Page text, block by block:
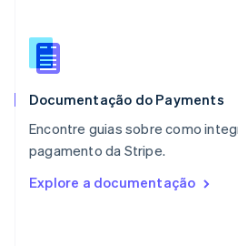
Documentação do Payments
Encontre guias sobre como
pagamento da Stripe.
Explore a documentação
Português
RAE de Hong Kong, China
Reino Unido
República Tcheca
English
English